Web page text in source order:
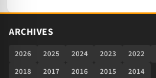
ARCHIVES
2026 2025 2024 2023 2022
2018
2017 2016 2015 2014